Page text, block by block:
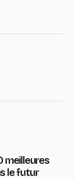
meilleures
le futur